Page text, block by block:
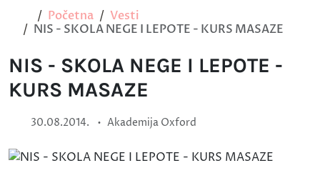
Početna
Vesti
NIS - SKOLA NEGE I LEPOTE - KURS MASAZE
NIS - SKOLA NEGE I LEPOTE -
KURS MASAZE
30.08.2014. • Akademija Oxford